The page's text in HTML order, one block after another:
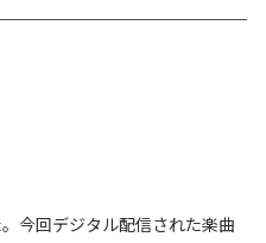
。今回デジタル配信された楽曲